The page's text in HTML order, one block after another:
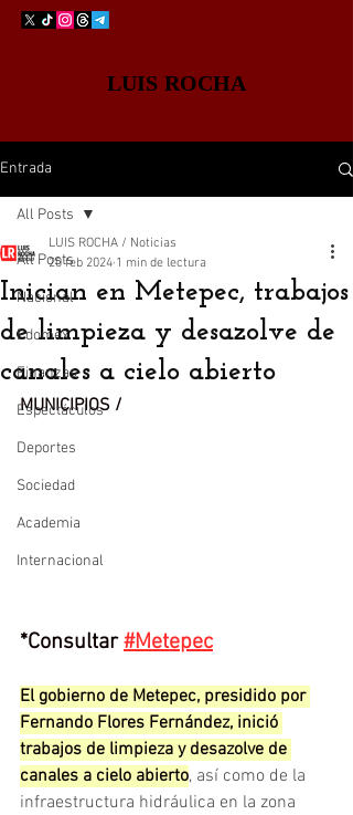
LUIS ROCHA
Entrada
All Posts
Nacional
Edomex
Finanzas
Espectáculos
Deportes
Sociedad
Academia
Internacional
All Posts
Inician en Metepec, trabajos
de limpieza y desazolve de
canales a cielo abierto
LUIS ROCHA / Noticias
20 feb 2024 1 min de lectura
MUNICIPIOS /
*Consultar #Metepec
El gobierno de Metepec, presidido por
Fernando Flores Fernández, inició
trabajos de limpieza y desazolve de
canales a cielo abierto, así como de la
infraestructura hidráulica en la zona